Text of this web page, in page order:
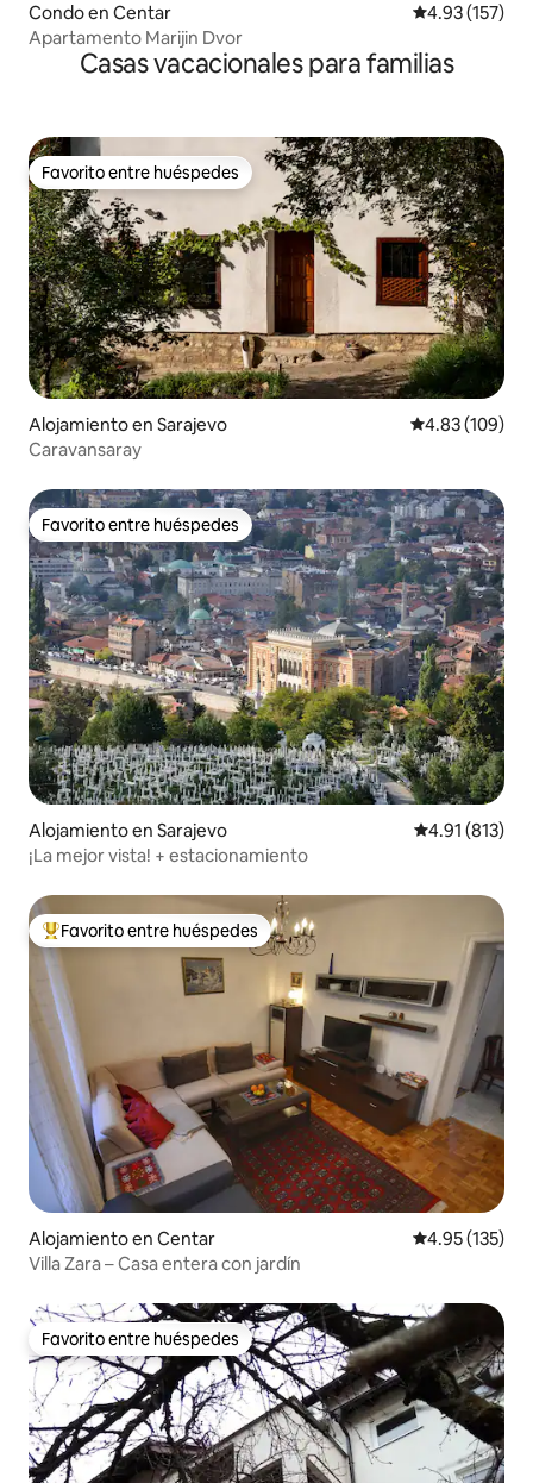
Condo en Centar Calificación
4.93 (157)
Apartamento Marijin Dvor
Casas vacacionales para familias
Favorito entre huéspedes
Favorito entre huéspedes
Alojamiento en Sarajevo Calificación
4.83 (109)
Caravansaray
Favorito entre huéspedes
Favorito entre huéspedes
Alojamiento en Sarajevo Calificación
4.91 (813)
¡La mejor vista! + estacionamiento
Favorito entre huéspedes preferido
Favorito entre huéspedes
Alojamiento en Centar Calificación
4.95 (135)
Villa Zara – Casa entera con jardín
Favorito entre huéspedes
Favorito entre huéspedes